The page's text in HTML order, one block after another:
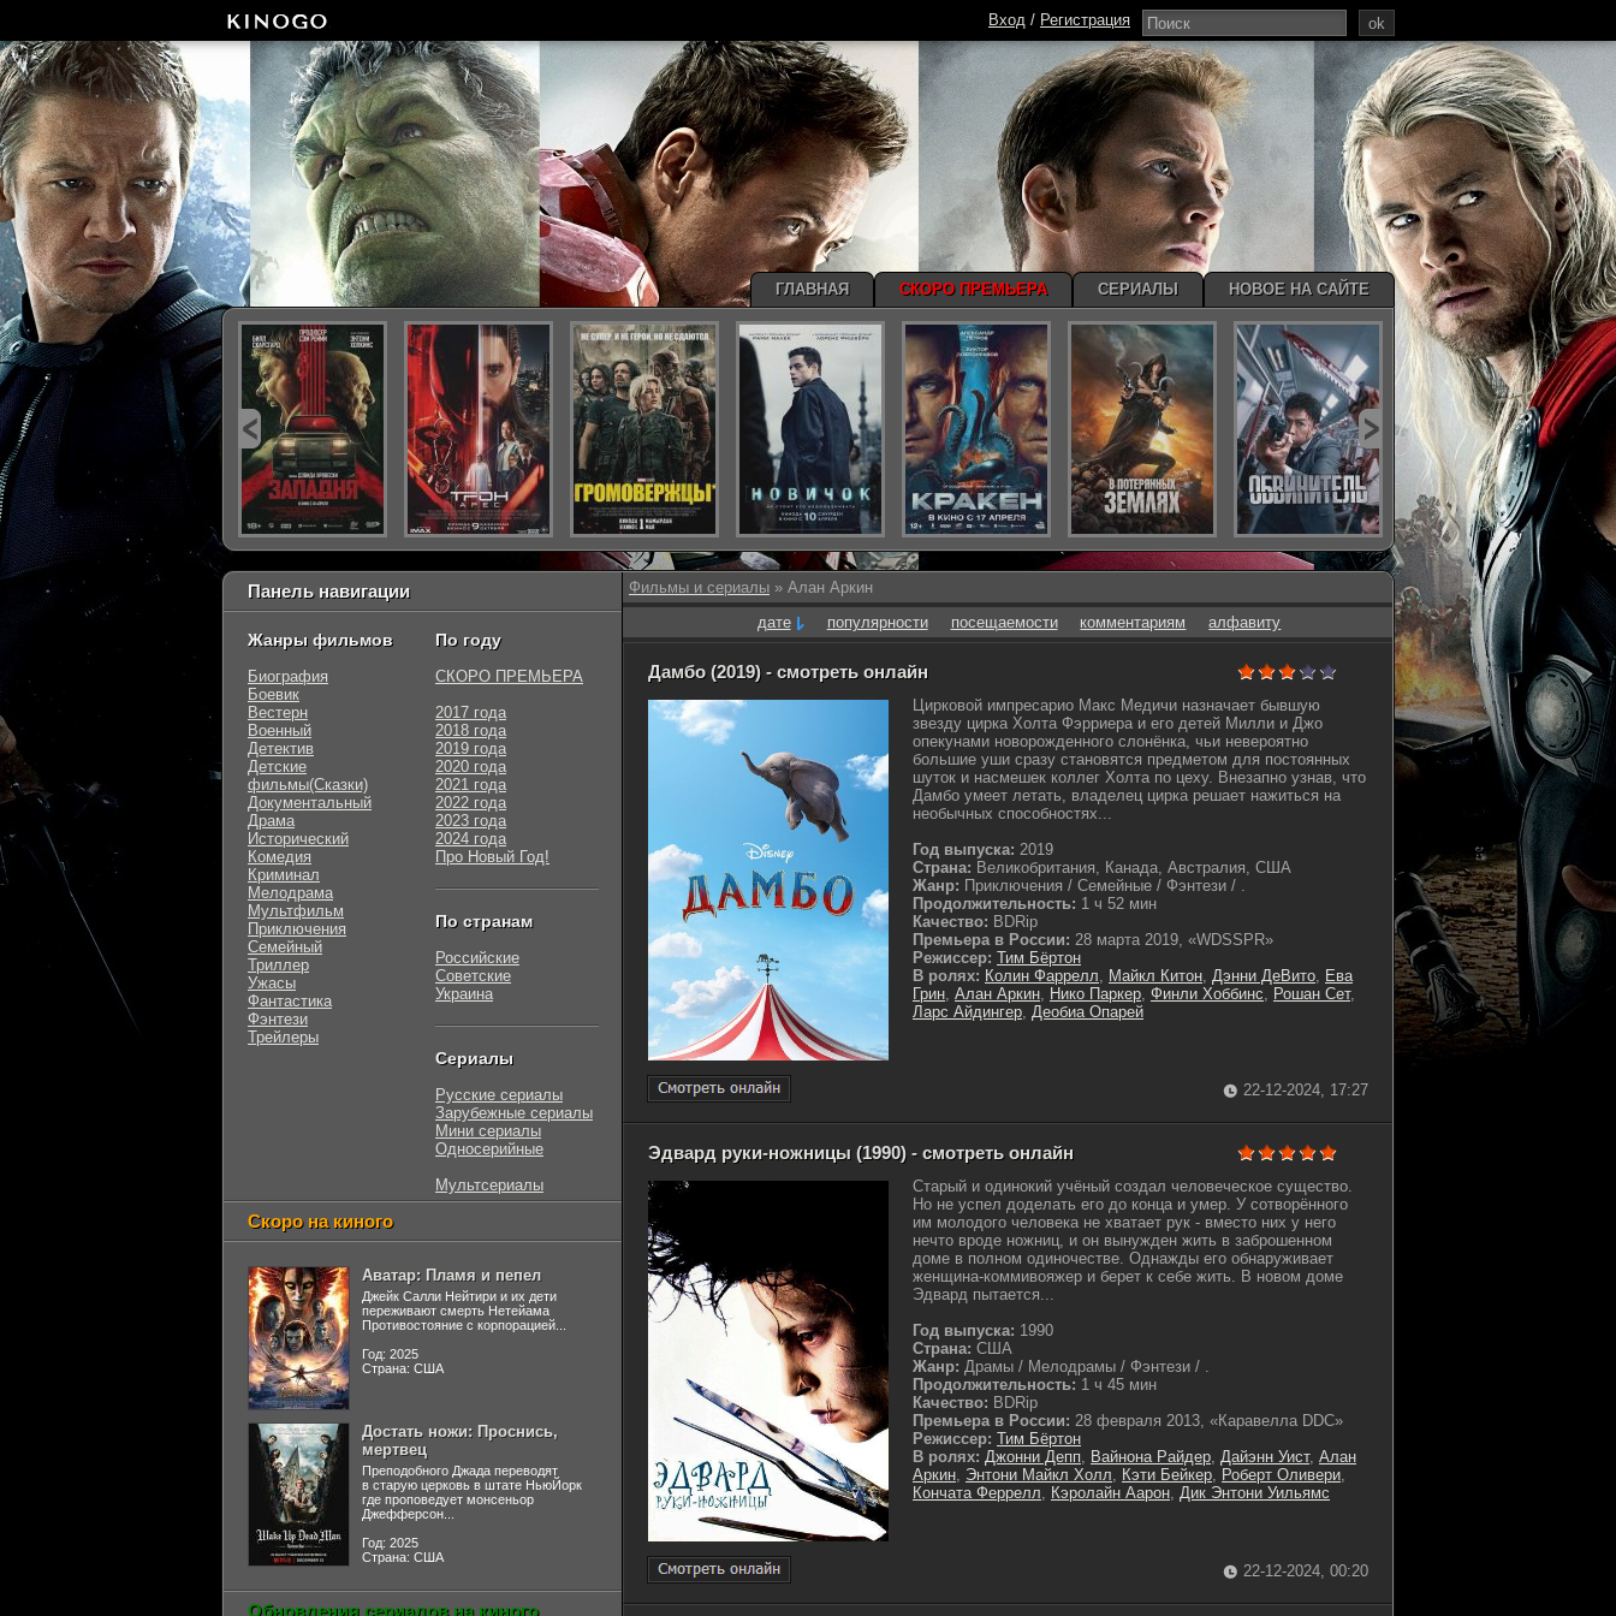
Фильмы и сериалы » Алан Аркин
дате
популярности посещаемости комментариям алфавиту
Дамбо (2019) - смотреть онлайн
Цирковой импресарио Макс Медичи назначает бывшую
звезду цирка Холта Фэрриера и его детей Милли и Джо
опекунами новорожденного слонёнка, чьи невероятно
большие уши сразу становятся предметом для постоянных
шуток и насмешек коллег Холта по цеху. Внезапно узнав, что
Дамбо умеет летать, владелец цирка решает нажиться на
необычных способностях...
Год выпуска: 2019
Страна: Великобритания, Канада, Австралия, США
Жанр: Приключения / Семейные / Фэнтези / .
Продолжительность: 1 ч 52 мин
Качество: BDRip
Премьера в России: 28 марта 2019, «WDSSPR»
Режиссер: Тим Бёртон
В ролях: Колин Фаррелл, Майкл Китон, Дэнни ДеВито, Ева
Грин, Алан Аркин, Нико Паркер, Финли Хоббинс, Рошан Сет,
Ларс Айдингер, Деобиа Опарей
22-12-2024, 17:27
Эдвард руки-ножницы (1990) - смотреть онлайн
Старый и одинокий учёный создал человеческое существо.
Но не успел доделать его до конца и умер. У сотворённого
им молодого человека не хватает рук - вместо них у него
нечто вроде ножниц, и он вынужден жить в заброшенном
доме в полном одиночестве. Однажды его обнаруживает
женщина-коммивояжер и берет к себе жить. В новом доме
Эдвард пытается...
Год выпуска: 1990
Страна: США
Жанр: Драмы / Мелодрамы / Фэнтези / .
Продолжительность: 1 ч 45 мин
Качество: BDRip
Премьера в России: 28 февраля 2013, «Каравелла DDC»
Режиссер: Тим Бёртон
В ролях: Джонни Депп, Вайнона Райдер, Дайэнн Уист, Алан
Аркин, Энтони Майкл Холл, Кэти Бейкер, Роберт Оливери,
Кончата Феррелл, Кэролайн Аарон, Дик Энтони Уильямс
22-12-2024, 00:20
Панель навигации
Жанры фильмов
Биография
Боевик
Вестерн
Военный
Детектив
Детские
фильмы(Сказки)
Документальный
Драма
Исторический
Комедия
Криминал
Мелодрама
Мультфильм
Приключения
Семейный
Триллер
Ужасы
Фантастика
Фэнтези
Трейлеры
По году
СКОРО ПРЕМЬЕРА
2017 года
2018 года
2019 года
2020 года
2021 года
2022 года
2023 года
2024 года
Про Новый Год!
По странам
Российские
Советские
Украина
Сериалы
Русские сериалы
Зарубежные сериалы
Мини сериалы
Односерийные
Мультсериалы
Скоро на киного
Аватар: Пламя и пепел
Джейк Салли Нейтири и их дети
переживают смерть Нетейама
Противостояние с корпорацией...
Год: 2025
Страна: США
Достать ножи: Проснись,
мертвец
Преподобного Джада переводят
в старую церковь в штате НьюЙорк
где проповедует монсеньор
Джефферсон...
Год: 2025
Страна: США
Обновления сериалов на киного
ok
Вход / Регистрация
ГЛАВНАЯ СКОРО ПРЕМЬЕРА СЕРИАЛЫ НОВОЕ НА САЙТЕ